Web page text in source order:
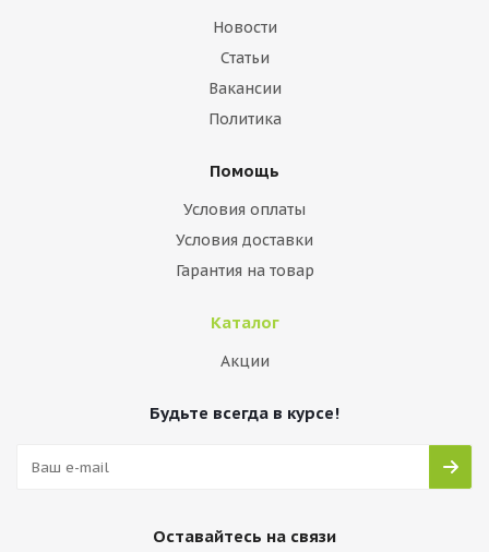
Новости
Статьи
Вакансии
Политика
Помощь
Условия оплаты
Условия доставки
Гарантия на товар
Каталог
Акции
Будьте всегда в курсе!
Оставайтесь на связи